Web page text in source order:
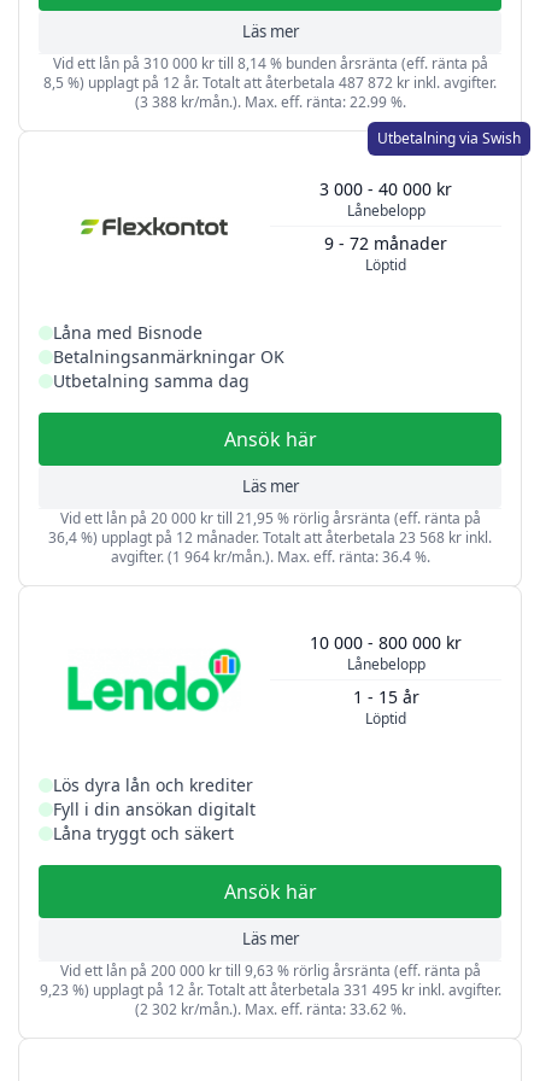
Läs mer
Vid ett lån på 310 000 kr till 8,14 % bunden årsränta (eff. ränta på
8,5 %) upplagt på 12 år. Totalt att återbetala 487 872 kr inkl. avgifter.
(3 388 kr/mån.). Max. eff. ränta: 22.99 %.
Utbetalning via Swish
Lånebelopp
3 000 - 40 000 kr
Löptid
9 - 72 månader
Låna med Bisnode
Betalningsanmärkningar OK
Utbetalning samma dag
Ansök här
Läs mer
Vid ett lån på 20 000 kr till 21,95 % rörlig årsränta (eff. ränta på
36,4 %) upplagt på 12 månader. Totalt att återbetala 23 568 kr inkl.
avgifter. (1 964 kr/mån.). Max. eff. ränta: 36.4 %.
Lånebelopp
10 000 - 800 000 kr
Löptid
1 - 15 år
Lös dyra lån och krediter
Fyll i din ansökan digitalt
Låna tryggt och säkert
Ansök här
Läs mer
Vid ett lån på 200 000 kr till 9,63 % rörlig årsränta (eff. ränta på
9,23 %) upplagt på 12 år. Totalt att återbetala 331 495 kr inkl. avgifter.
(2 302 kr/mån.). Max. eff. ränta: 33.62 %.